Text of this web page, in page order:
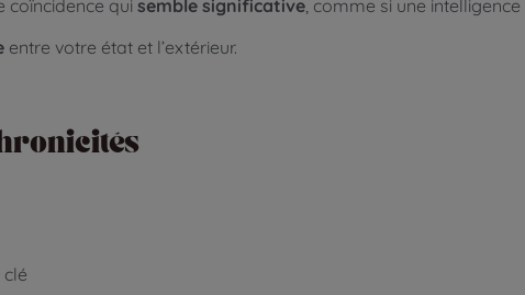
coïncidence qui semble significative, comme si une
entre votre état et l’extérieur.